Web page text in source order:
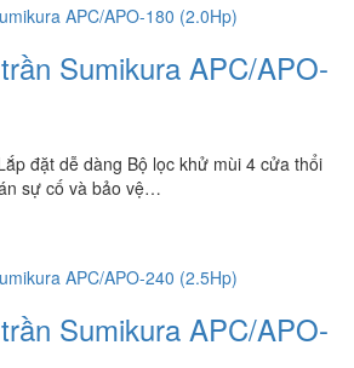
Sumikura APC/APO-
đặt dễ dàng Bộ lọc khử mùi 4 cửa thổi
sự cố và bảo vệ…
Sumikura APC/APO-